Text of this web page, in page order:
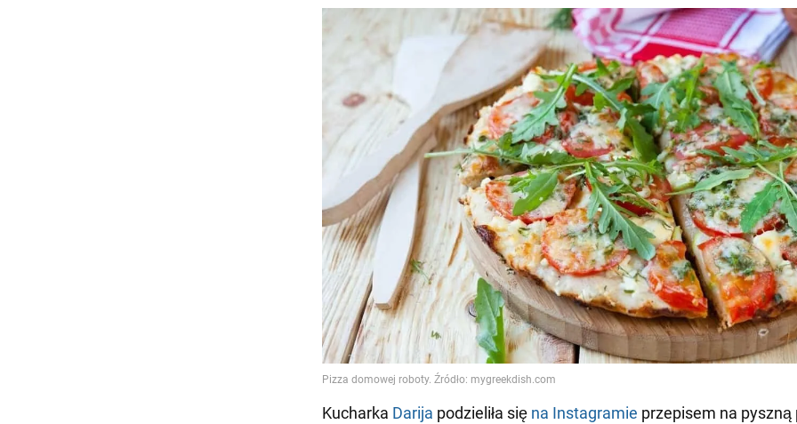
Kucharka Darija podzieliła się na Instagramie przepisem na pyszną